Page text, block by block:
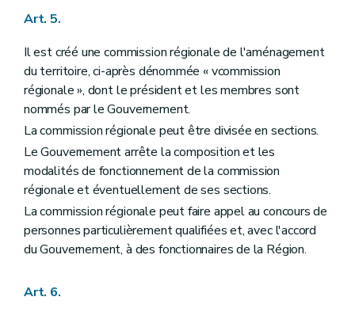
Chapitre IV Des dispositions particulières aux équipements touristiques
Section première Des dispositions générales
Art. 140
Section 2 De l'établissement des villages de vacances
Sous-section 1
Art. 141
Sous-section 2
Art. 142
Sous-section 3 Du dossier de village de vacances
Art. 143
Section 3
Sous-section première Des dispositions générales
Art. 144
Sous-section 2 Des conditions d'établissement et de lotissement d'un parc résidentiel de week-end
Art. 5.
Il est créé une commission régionale de l'aménagement
du territoire, ci-après dénommée « vcommission
régionale », dont le président et les membres sont
nommés par le Gouvernement.
La commission régionale peut être divisée en sections.
Le Gouvernement arrête la composition et les
modalités de fonctionnement de la commission
régionale et éventuellement de ses sections.
La commission régionale peut faire appel au concours de
personnes particulièrement qualifiées et, avec l'accord
du Gouvernement, à des fonctionnaires de la Région.
Art. 6.